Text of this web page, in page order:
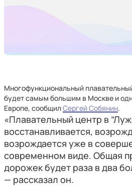
Многофункциональный
будет самым большим в Москве и
Европе, сообщилСергей Собянин.
«Плавательный центр в
восстанавливается,
возрождается уже в
современном виде. Общая
дорожек будет раза в два
— рассказал он.